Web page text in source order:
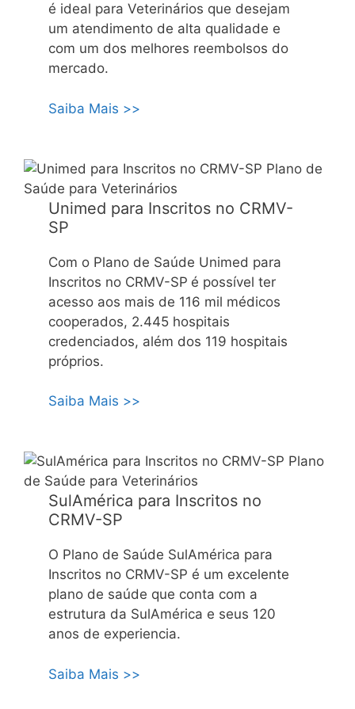
é ideal para Veterinários que desejam
um atendimento de alta qualidade e
com um dos melhores reembolsos do
mercado.
Saiba Mais >>
Unimed para Inscritos no CRMV-
SP
Com o Plano de Saúde Unimed para
Inscritos no CRMV-SP é possível ter
acesso aos mais de 116 mil médicos
cooperados, 2.445 hospitais
credenciados, além dos 119 hospitais
próprios.
Saiba Mais >>
SulAmérica para Inscritos no
CRMV-SP
O Plano de Saúde SulAmérica para
Inscritos no CRMV-SP é um excelente
plano de saúde que conta com a
estrutura da SulAmérica e seus 120
anos de experiencia.
Saiba Mais >>